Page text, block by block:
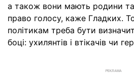
а також вони мають родини
право голосу, каже Гладких.
політикам треба бути
боці: ухилянтів і втікачів чи
РЕКЛАМА